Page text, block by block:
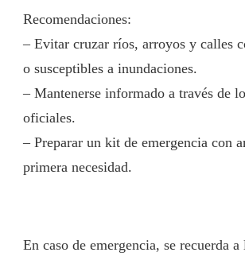
Recomendaciones:
– Evitar cruzar ríos, arroyos y calles
o susceptibles a inundaciones.
– Mantenerse informado a través de
oficiales.
– Preparar un kit de emergencia con
primera necesidad.
En caso de emergencia, se recuerda